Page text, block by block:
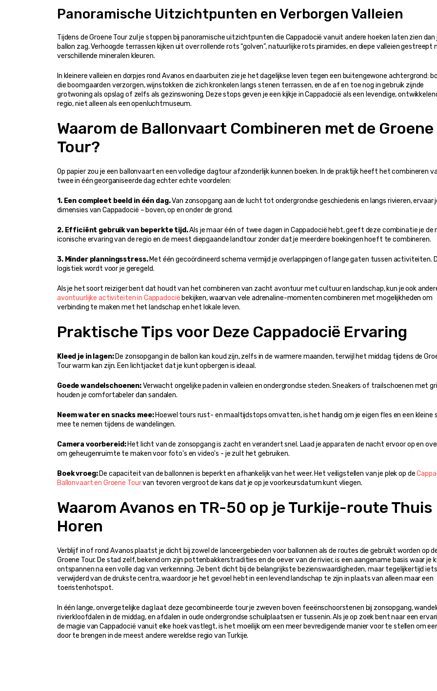
Panoramische Uitzichtpunten en Verborgen Valleien
Tijdens de Groene Tour zul je stoppen bij panoramische uitzichtpunten die Cappadocië vanuit andere hoeken laten zien dan
ballon zag. Verhoogde terrassen kijken uit over rollende rots “golven”, natuurlijke rots piramides, en diepe valleien gestreept
verschillende mineralen kleuren.
In kleinere valleien en dorpjes rond Avanos en daarbuiten zie je het dagelijkse leven tegen een buitengewone achtergrond:
die boomgaarden verzorgen, wijnstokken die zich kronkelen langs stenen terrassen, en de af en toe nog in gebruik zijnde
grotwoning als opslag of zelfs als gezinswoning. Deze stops geven je een kijkje in Cappadocië als een levendige,
regio, niet alleen als een openluchtmuseum.
Waarom de Ballonvaart Combineren met de Groene
Tour?
Op papier zou je een ballonvaart en een volledige dagtour afzonderlijk kunnen boeken. In de praktijk heeft het combineren
twee in één georganiseerde dag echter echte voordelen:
1. Een compleet beeld in één dag. Van zonsopgang aan de lucht tot ondergrondse geschiedenis en langs rivieren, ervaar
dimensies van Cappadocië – boven, op en onder de grond.
2. Efficiënt gebruik van beperkte tijd. Als je maar één of twee dagen in Cappadocië hebt, geeft deze combinatie je de
iconische ervaring van de regio en de meest diepgaande landtour zonder dat je meerdere boekingen hoeft te combineren.
3. Minder planningsstress. Met één gecoördineerd schema vermijd je overlappingen of lange gaten tussen activiteiten.
logistiek wordt voor je geregeld.
avontuurlijke activiteiten in Cappadocië bekijken, waarvan vele adrenaline-momenten combineren met mogelijkheden om
verbinding te maken met het landschap en het lokale leven.
Praktische Tips voor Deze Cappadocië Ervaring
Kleed je in lagen: De zonsopgang in de ballon kan koud zijn, zelfs in de warmere maanden, terwijl het middag tijdens de
Tour warm kan zijn. Een lichtjacket dat je kunt opbergen is ideaal.
Goede wandelschoenen: Verwacht ongelijke paden in valleien en ondergrondse steden. Sneakers of trailschoenen met
houden je comfortabeler dan sandalen.
Neem water en snacks mee: Hoewel tours rust- en maaltijdstops omvatten, is het handig om je eigen fles en een kleine
mee te nemen tijdens de wandelingen.
Camera voorbereid: Het licht van de zonsopgang is zacht en verandert snel. Laad je apparaten de nacht ervoor op en
om geheugenruimte te maken voor foto's en video's - je zult het gebruiken.
Boek vroeg: De capaciteit van de ballonnen is beperkt en afhankelijk van het weer. Het veiligstellen van je plek op de
Ballonvaart en Groene Tour van tevoren vergroot de kans dat je op je voorkeursdatum kunt vliegen.
Waarom Avanos en TR-50 op je Turkije-route Thuis
Horen
Verblijf in of rond Avanos plaatst je dicht bij zowel de lanceergebieden voor ballonnen als de routes die gebruikt worden op
Groene Tour. De stad zelf, bekend om zijn pottenbakkerstradities en de oever van de rivier, is een aangename basis waar je
ontspannen na een volle dag van verkenning. Je bent dicht bij de belangrijkste bezienswaardigheden, maar tegelijkertijd iets
verwijderd van de drukste centra, waardoor je het gevoel hebt in een levend landschap te zijn in plaats van alleen maar een
toeristenhotspot.
In één lange, onvergetelijke dag laat deze gecombineerde tour je zweven boven feeënschoorstenen bij zonsopgang,
rivierkloofdalen in de middag, en afdalen in oude ondergrondse schuilplaatsen er tussenin. Als je op zoek bent naar een
de magie van Cappadocië vanuit elke hoek vastlegt, is het moeilijk om een meer bevredigende manier voor te stellen om
door te brengen in de meest andere wereldse regio van Turkije.